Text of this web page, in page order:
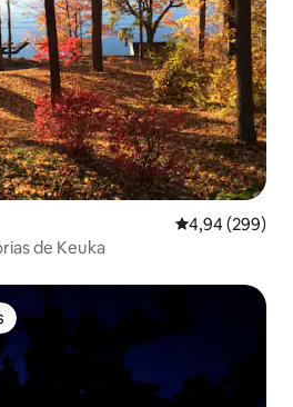
4,94 de uma
4,94 (299)
de Keuka